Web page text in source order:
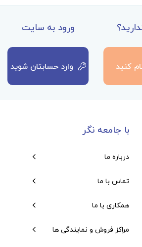
ورود به سایت
وارد حسابتان شوید کنید
با جامعه نگر
درباره ما
تماس با ما
همکاری با ما
مراکز فروش و نمایندگی ها